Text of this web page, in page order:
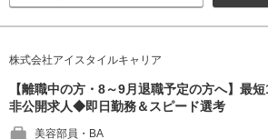
株式会社アイスタイルキャリア
【離職中の方・8～9月退職予定の方へ】最
非公開求人◆即日勤務＆スピード選考
美容部員・BA